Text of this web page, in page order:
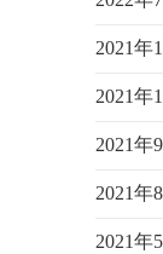
2021年
2021年
2021年
2021年
2021年